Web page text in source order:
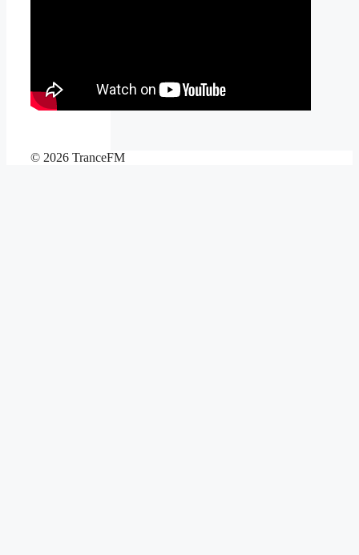
© 2026 TranceFM